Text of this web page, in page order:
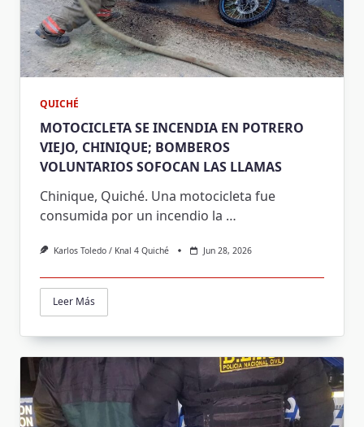
QUICHÉ
MOTOCICLETA SE INCENDIA EN POTRERO
VIEJO, CHINIQUE; BOMBEROS
VOLUNTARIOS SOFOCAN LAS LLAMAS
Chinique, Quiché. Una motocicleta fue
consumida por un incendio la …
Karlos Toledo / Knal 4 Quiché Jun 28, 2026
Leer Más